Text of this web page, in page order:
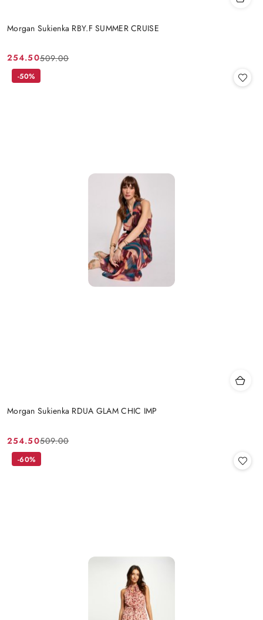
Morgan Sukienka RBY.F SUMMER CRUISE
Cena
promocyjna:
254.50
Cena
przed
509.00
Morgan Sukienka RDUA GLAM CHIC IMP
Cena
promocyjna:
254.50
Cena
przed
509.00
-50%
-60%